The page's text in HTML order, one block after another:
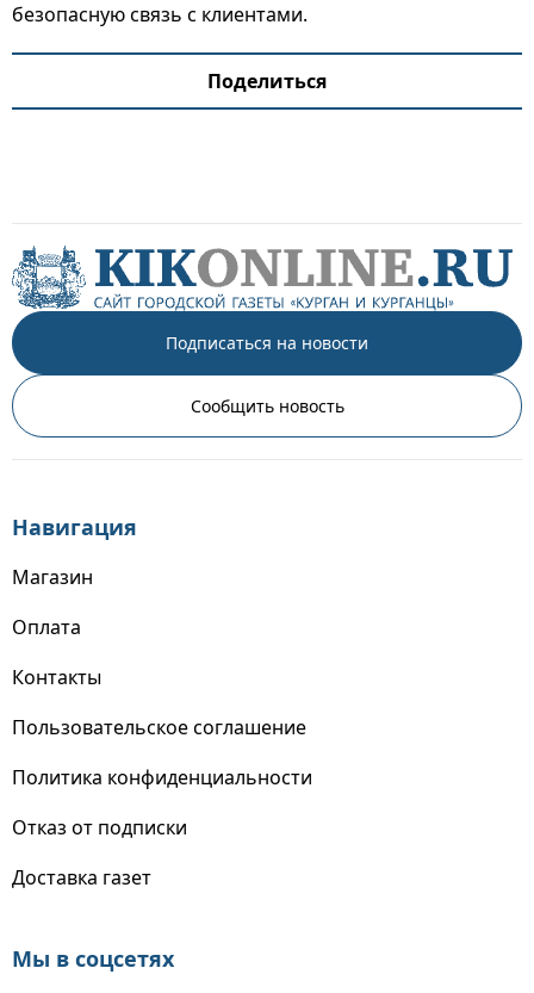
безопасную связь с клиентами.
Поделиться
Подписаться на новости
Сообщить новость
Навигация
Магазин
Оплата
Контакты
Пользовательское соглашение
Политика конфиденциальности
Отказ от подписки
Доставка газет
Мы в соцсетях